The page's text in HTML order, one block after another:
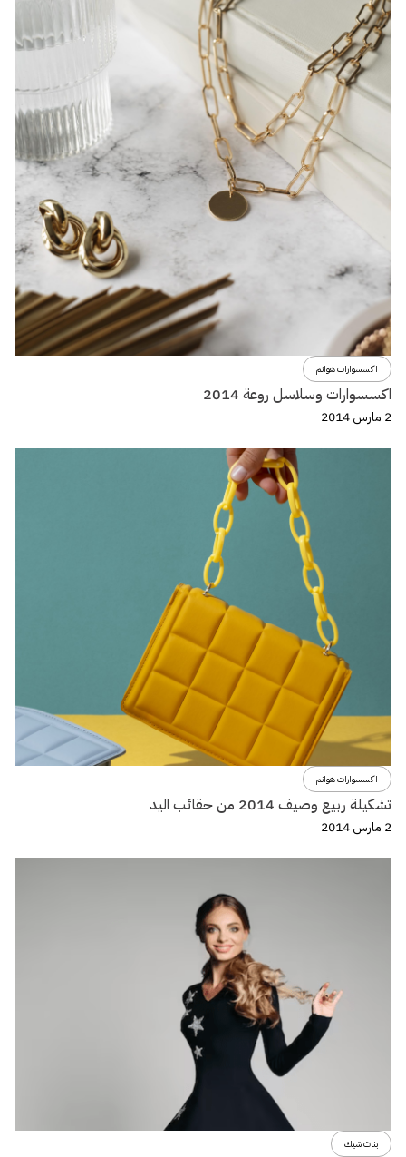
اكسسوارات هوانم
اكسسوارات وسلاسل روعة 2014
2 مارس 2014
اكسسوارات هوانم
تشكيلة ربيع وصيف 2014 من حقائب اليد
2 مارس 2014
بنات شيك